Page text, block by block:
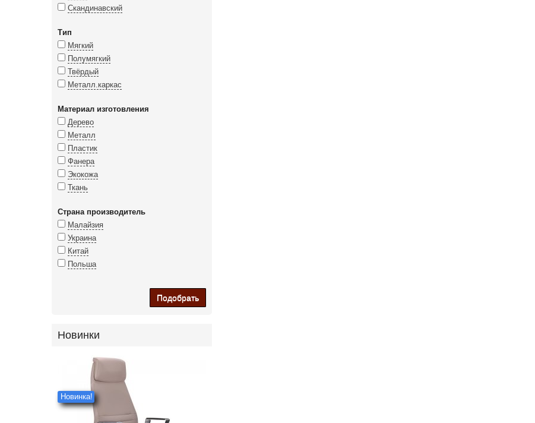
Скандинавский
Тип
Мягкий
Полумягкий
Твёрдый
Металл.каркас
Материал изготовления
Дерево
Металл
Пластик
Фанера
Экокожа
Ткань
Страна производитель
Малайзия
Украина
Китай
Польша
Подобрать
Новинки
Новинка!